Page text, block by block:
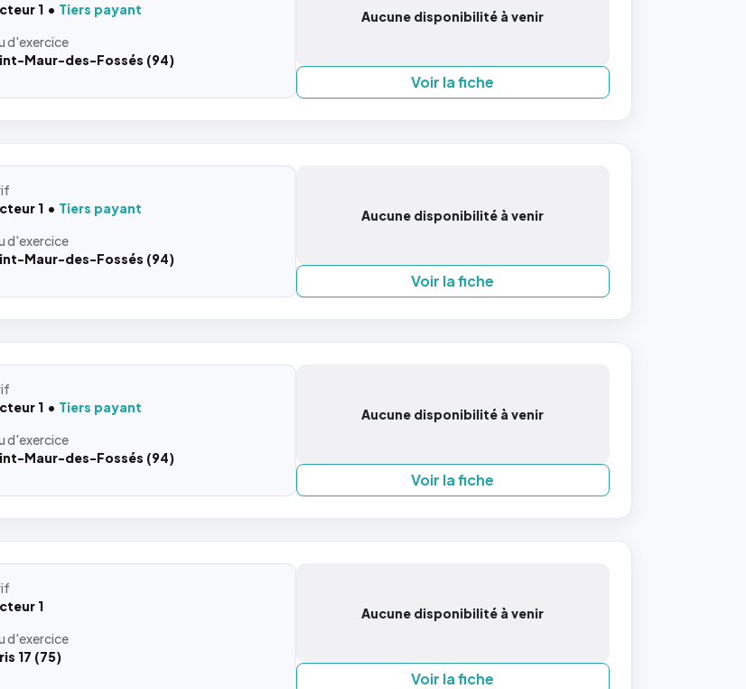
1
Tiers payant
d'exercice
Maur-des-Fossés (94)
Aucune disponibilité à venir
Voir la fiche
1
Tiers payant
d'exercice
Maur-des-Fossés (94)
Aucune disponibilité à venir
Voir la fiche
1
Tiers payant
d'exercice
Maur-des-Fossés (94)
Aucune disponibilité à venir
Voir la fiche
1
d'exercice
17 (75)
Aucune disponibilité à venir
Voir la fiche